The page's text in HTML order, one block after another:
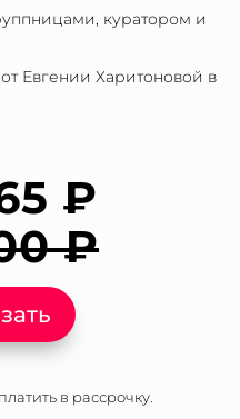
куратором и
Евгении Харитоновой в
₽
₽
в рассрочку.